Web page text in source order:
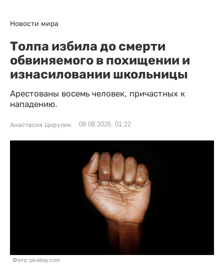
Новости мира
Толпа избила до смерти
обвиняемого в похищении и
изнасиловании школьницы
Арестованы восемь человек, причастных к
нападению.
Анастасия Цирулик 08.08.2026, 01:22
Фото: pixabay.com